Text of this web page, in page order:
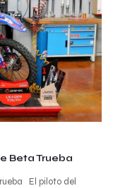
Beta Trueba
El piloto del